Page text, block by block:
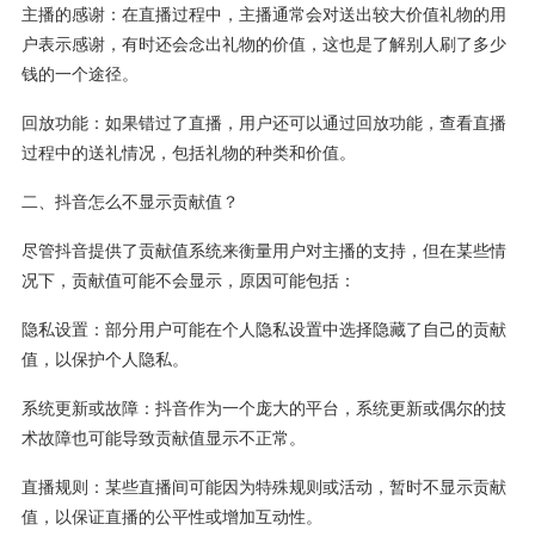
主播的感谢：在直播过程中，主播通常会对送出较大价值礼物的用
户表示感谢，有时还会念出礼物的价值，这也是了解别人刷了多少
钱的一个途径。
回放功能：如果错过了直播，用户还可以通过回放功能，查看直播
过程中的送礼情况，包括礼物的种类和价值。
二、抖音怎么不显示贡献值？
尽管抖音提供了贡献值系统来衡量用户对主播的支持，但在某些情
况下，贡献值可能不会显示，原因可能包括：
隐私设置：部分用户可能在个人隐私设置中选择隐藏了自己的贡献
值，以保护个人隐私。
系统更新或故障：抖音作为一个庞大的平台，系统更新或偶尔的技
术故障也可能导致贡献值显示不正常。
直播规则：某些直播间可能因为特殊规则或活动，暂时不显示贡献
值，以保证直播的公平性或增加互动性。